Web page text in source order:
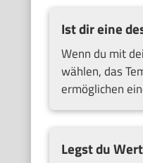
Ist dir eine
Wenn du mit
wählen, das
ermöglichen
Legst du